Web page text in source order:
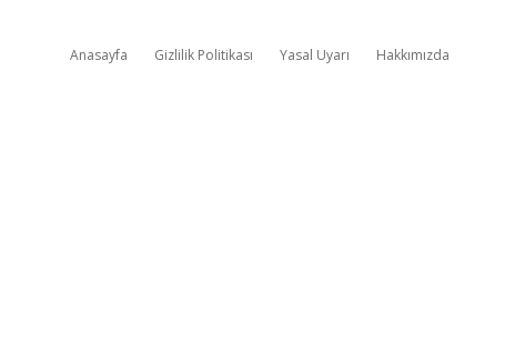
Anasayfa Gizlilik Politikası Yasal Uyarı Hakkımızda